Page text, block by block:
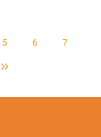
5 6 7